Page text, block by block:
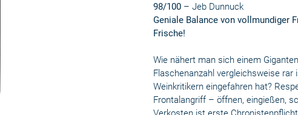
98/100 – Jeb Dunnuck
Geniale Balance von vollmundiger
Frische!
Wie nähert man sich einem
Flaschenanzahl vergleichsweise
Weinkritikern eingefahren hat?
Frontalangriff – öffnen, eingießen,